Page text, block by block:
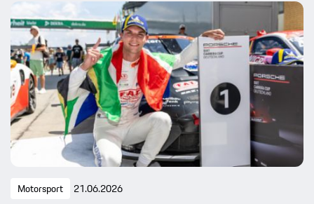
Motorsport 21.06.2026